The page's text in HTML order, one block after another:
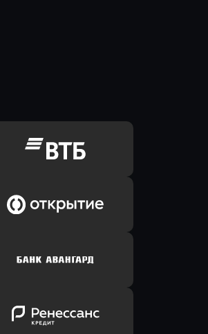
Оправить заявку
в ВТБ
в Банк Открытие
Оправить заявку
в Банк Авангард